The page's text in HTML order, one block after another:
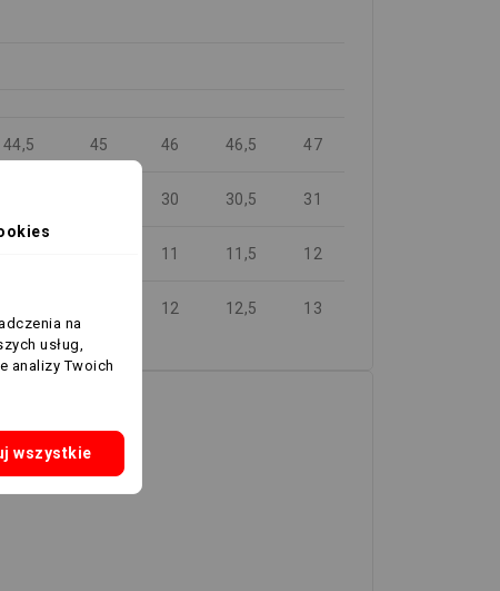
44,5 45 46 46,5 47
30 30,5 31
11 11,5 12
12 12,5 13
na
usług,
analizy Twoich
wszystkie